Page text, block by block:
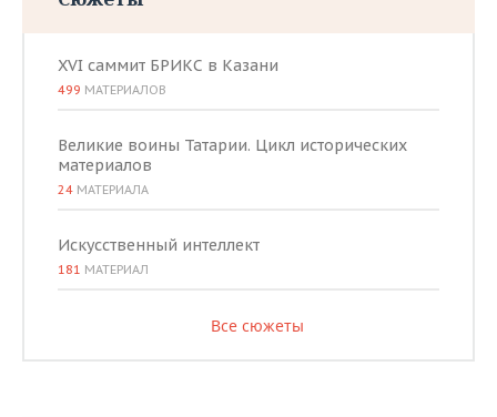
XVI саммит БРИКС в Казани
499 МАТЕРИАЛОВ
Великие воины Татарии. Цикл исторических
материалов
24 МАТЕРИАЛА
Искусственный интеллект
181 МАТЕРИАЛ
Все сюжеты